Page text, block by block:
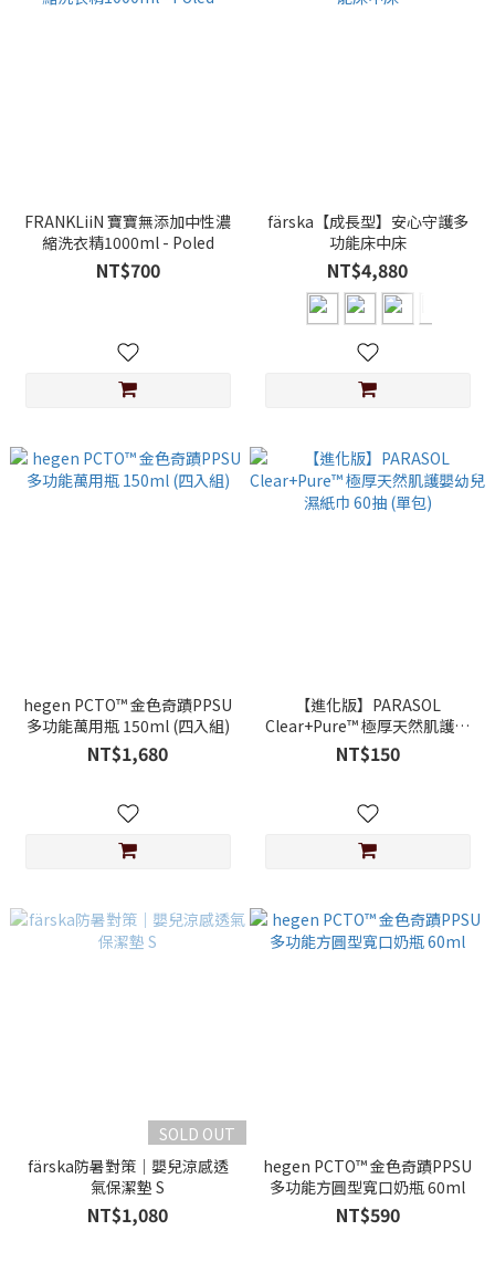
FRANKLiiN 寶寶無添加中性濃
縮洗衣精1000ml - Poled
NT$700
färska【成長型】安心守護多
功能床中床
NT$4,880
hegen PCTO™ 金色奇蹟PPSU
多功能萬用瓶 150ml (四入組)
NT$1,680
【進化版】PARASOL
Clear+Pure™ 極厚天然肌護嬰
幼兒濕紙巾 60抽 (單包)
NT$150
SOLD OUT
färska防暑對策│嬰兒涼感透
氣保潔墊 S
NT$1,080
hegen PCTO™ 金色奇蹟PPSU
多功能方圓型寬口奶瓶 60ml
NT$590